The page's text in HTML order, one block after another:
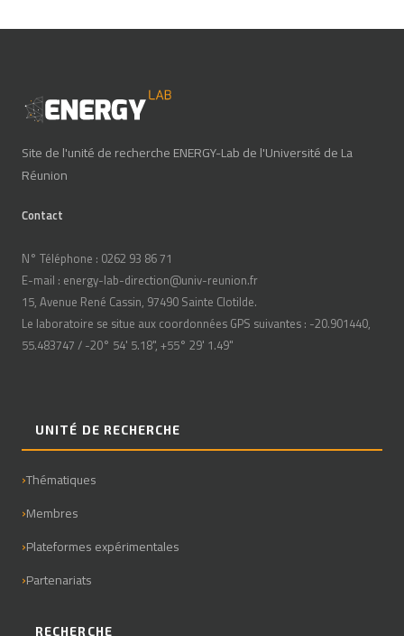
Site de l'unité de recherche ENERGY-Lab de l'Université de La
Réunion
Contact
N° Téléphone : 0262 93 86 71
E-mail : energy-lab-direction@univ-reunion.fr
15, Avenue René Cassin, 97490 Sainte Clotilde.
Le laboratoire se situe aux coordonnées GPS suivantes : -20.901440,
55.483747 / -20° 54' 5.18", +55° 29' 1.49"
UNITÉ DE RECHERCHE
Thématiques
Membres
Plateformes expérimentales
Partenariats
RECHERCHE